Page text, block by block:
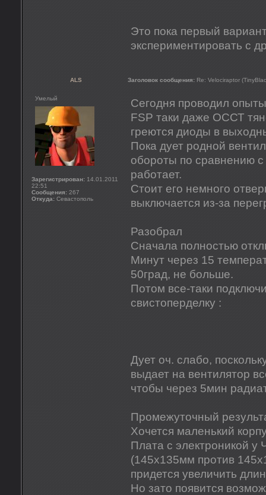
Это пока первый
экспериментировать с
ALS Заголовок сообщения: Re: Velociraptor
Умелый
Зарегистрирован: 14.01.2011
22:51
Сообщения: 267
Откуда: Севастополь
Сегодня проводил
FSP таки даже ОССТ
греются диоды в
Пока дует родной
обороты по сравнению с
работает.
Стоит его немного
выключается из-за
Разобрал
Сначала полностью
Минут через 15
50град, не больше.
Потом все-таки
свистоперделку :
Дует оч. слабо,
выдает на вентилятор
чтобы через 5мин
Промежуточный
Хочется маленький
Плата с электроникой
(145х135мм против
придется увеличить
Но зато появится